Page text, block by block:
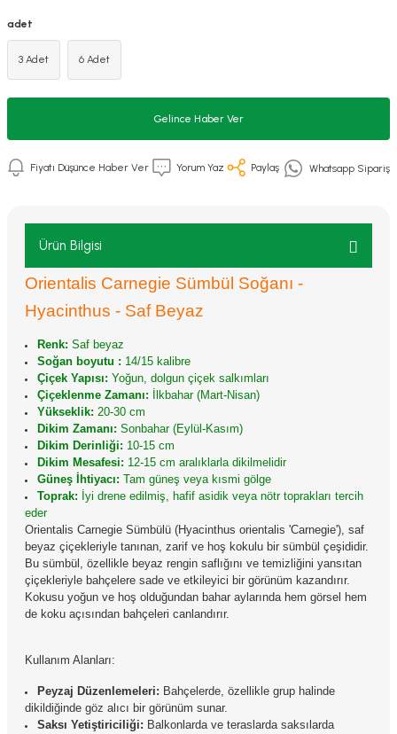
adet
3 Adet 6 Adet
Gelince Haber Ver
Fiyatı Düşünce Haber Ver Yorum Yaz Paylaş Whatsapp Sipariş
Ürün Bilgisi
Orientalis Carnegie Sümbül Soğanı -
Hyacinthus - Saf Beyaz
Renk: Saf beyaz
Soğan boyutu : 14/15 kalibre
Çiçek Yapısı: Yoğun, dolgun çiçek salkımları
Çiçeklenme Zamanı: İlkbahar (Mart-Nisan)
Yükseklik: 20-30 cm
Dikim Zamanı: Sonbahar (Eylül-Kasım)
Dikim Derinliği: 10-15 cm
Dikim Mesafesi: 12-15 cm aralıklarla dikilmelidir
Güneş İhtiyacı: Tam güneş veya kısmi gölge
Toprak: İyi drene edilmiş, hafif asidik veya nötr toprakları tercih
eder
Orientalis Carnegie Sümbülü (Hyacinthus orientalis 'Carnegie'), saf
beyaz çiçekleriyle tanınan, zarif ve hoş kokulu bir sümbül çeşididir.
Bu sümbül, özellikle beyaz rengin saflığını ve temizliğini yansıtan
çiçekleriyle bahçelere sade ve etkileyici bir görünüm kazandırır.
Kokusu yoğun ve hoş olduğundan bahar aylarında hem görsel hem
de koku açısından bahçeleri canlandırır.
Kullanım Alanları:
Peyzaj Düzenlemeleri: Bahçelerde, özellikle grup halinde
dikildiğinde göz alıcı bir görünüm sunar.
Saksı Yetiştiriciliği: Balkonlarda ve teraslarda saksılarda